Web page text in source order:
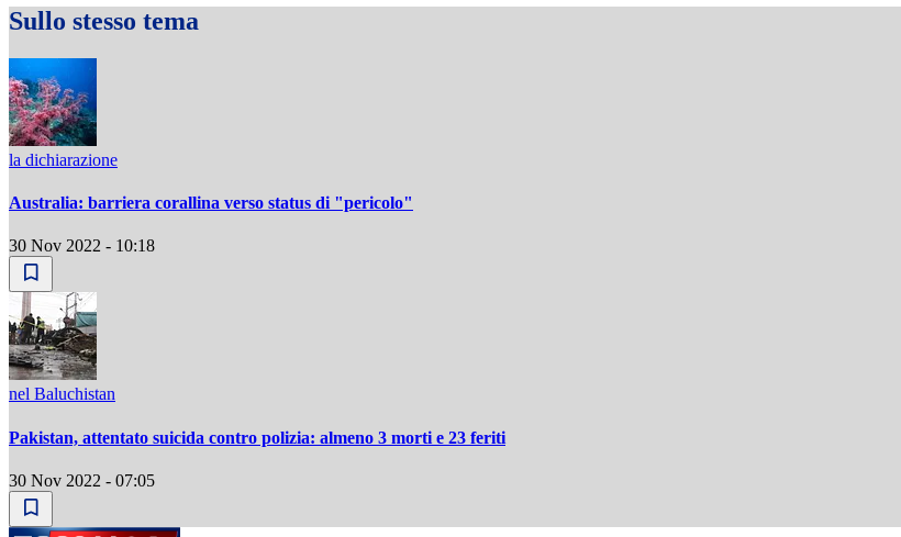
Sullo stesso tema
la dichiarazione
Australia: barriera corallina verso status di "pericolo"
30 Nov 2022 - 10:18
nel Baluchistan
Pakistan, attentato suicida contro polizia: almeno 3 morti e 23 feriti
30 Nov 2022 - 07:05